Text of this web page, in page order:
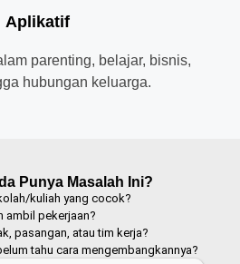
Aplikatif
parenting, belajar, bisnis,
hubungan keluarga.
Punya Masalah Ini?
kuliah yang cocok?
ambil pekerjaan?
pasangan, atau tim kerja?
tahu cara mengembangkannya?